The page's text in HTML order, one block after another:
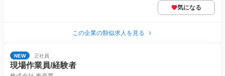
気になる
この企業の類似求人を見る
NEW 正社員
現場作業員/経験者